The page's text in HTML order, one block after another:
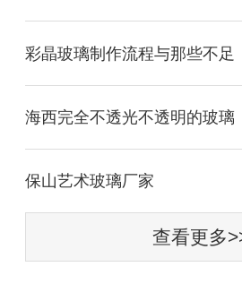
彩晶玻璃制作流程与那些不足
海西完全不透光不透明的玻璃
保山艺术玻璃厂家
查看更多